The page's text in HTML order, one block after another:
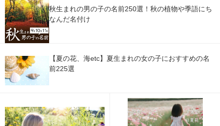
秋生まれの男の子の名前250選！秋の植物や季語にち
なんだ名付け
【夏の花、海etc】夏生まれの女の子におすすめの名
前225選